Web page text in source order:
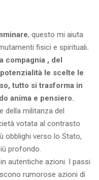
, questo mi aiuta
fisici e spirituali.
compagnia , del
le scelte le
tutto si trasforma in
anima e pensiero.
della militanza del
votata al contrasto
obblighi verso lo Stato,
profondo.
autentiche azioni. I passi
rumorose azioni di